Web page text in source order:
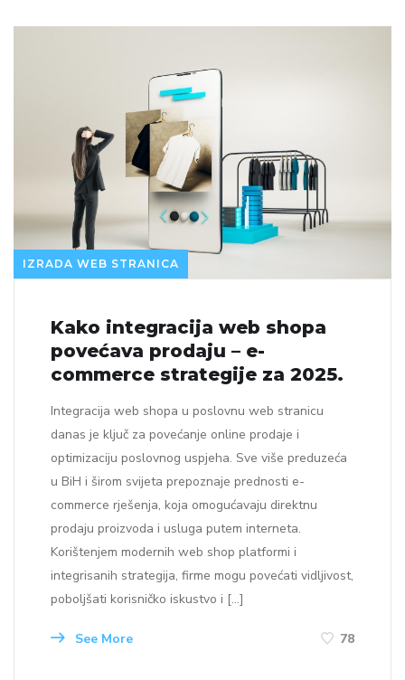
IZRADA WEB STRANICA
Kako integracija web shopa
povećava prodaju – e-
commerce strategije za 2025.
Integracija web shopa u poslovnu web stranicu
danas je ključ za povećanje online prodaje i
optimizaciju poslovnog uspjeha. Sve više preduzeća
u BiH i širom svijeta prepoznaje prednosti e-
commerce rješenja, koja omogućavaju direktnu
prodaju proizvoda i usluga putem interneta.
Korištenjem modernih web shop platformi i
integrisanih strategija, firme mogu povećati vidljivost,
poboljšati korisničko iskustvo i […]
See More 78